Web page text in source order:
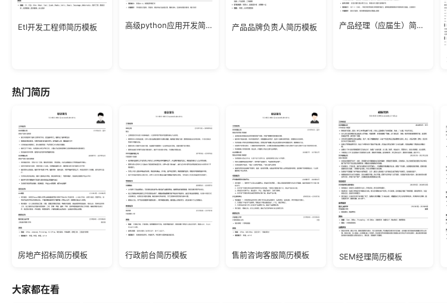
Etl开发工程师简历模板 高级python应用开发简历模板 产品品牌负责人简历模板 产品经理（应届生）简历模板
热门简历
房地产招标简历模板 行政前台简历模板 售前咨询客服简历模板 SEM经理简历模板
大家都在看